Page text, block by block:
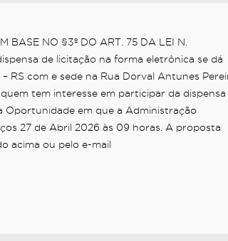
BASE NO §3º DO ART. 75 DA LEI N.
de licitação na forma eletrônica se dá
RS com e sede na Rua Dorval Antunes
tem interesse em participar da dispensa
Oportunidade em que a Administração
27 de Abril 2026 às 09 horas. A proposta
acima ou pelo e-mail